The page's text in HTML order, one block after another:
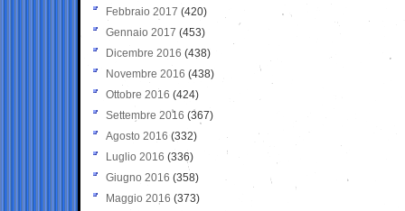
Febbraio 2017 (420)
Gennaio 2017 (453)
Dicembre 2016 (438)
Novembre 2016 (438)
Ottobre 2016 (424)
Settembre 2016 (367)
Agosto 2016 (332)
Luglio 2016 (336)
Giugno 2016 (358)
Maggio 2016 (373)